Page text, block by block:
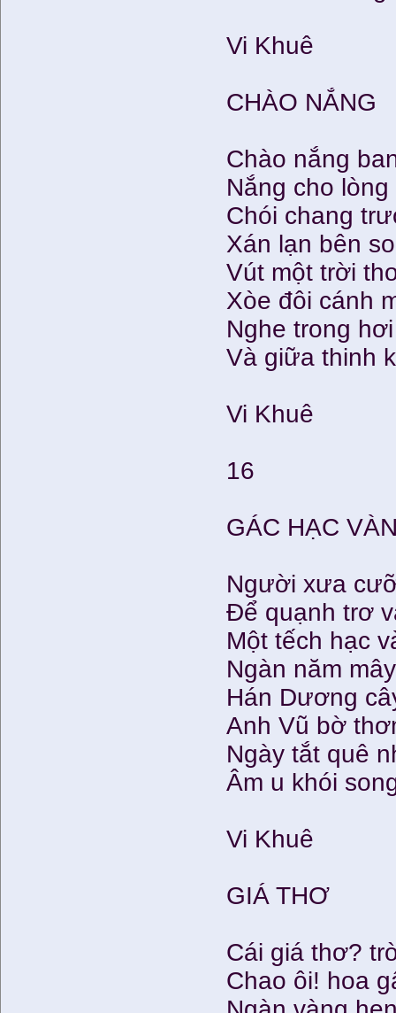
Vi Khuê
CHÀO NẮNG
Chào nắng
Nắng cho
Chói chang
Xán lạn bên
Vút một trời
Xòe đôi cánh
Nghe trong
Và giữa thinh
Vi Khuê
16
GÁC HẠC
Người xưa
Để quạnh trơ
Một tếch hạc
Ngàn năm
Hán Dương
Anh Vũ bờ
Ngày tắt quê
Âm u khói
Vi Khuê
GIÁ THƠ
Cái giá thơ?
Chao ôi! hoa